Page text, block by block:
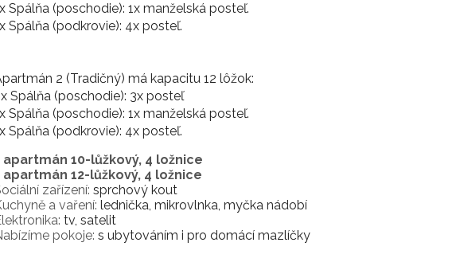
Spálňa (poschodie): 1x manželská posteľ.
Spálňa (podkrovie): 4x posteľ.
2 (Tradičný) má kapacitu 12 lôžok:
Spálňa (poschodie): 3x posteľ
Spálňa (poschodie): 1x manželská posteľ.
Spálňa (podkrovie): 4x posteľ.
apartmán 10-lůžkový, 4 ložnice
apartmán 12-lůžkový, 4 ložnice
zařízení: sprchový kout
a vaření: lednička, mikrovlnka, myčka nádobí
tv, satelit
pokoje: s ubytováním i pro domácí mazlíčky